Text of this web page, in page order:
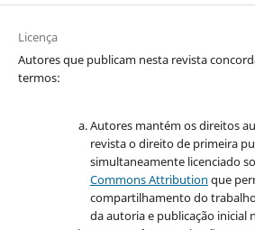
Licença
Autores que publicam nesta revista
termos:
Autores mantém os direitos
revista o direito de primeira
simultaneamente licenciado
Commons Attribution que
compartilhamento do
da autoria e publicação inicial